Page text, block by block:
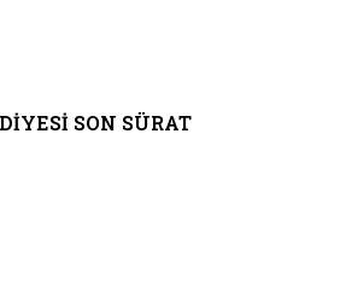
SON SÜRAT